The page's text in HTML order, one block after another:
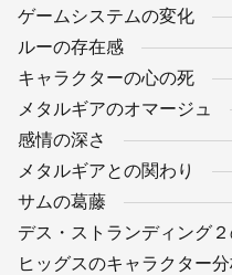
ゲームシステムの変化
ルーの存在感
キャラクターの心の死
メタルギアのオマージュ
感情の深さ
メタルギアとの関わり
サムの葛藤
デス・ストランディング
ヒッグスのキャラクター